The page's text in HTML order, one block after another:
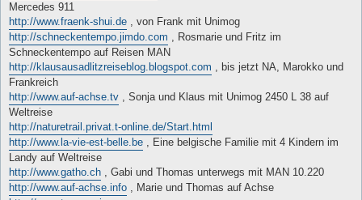
Mercedes 911
http://www.fraenk-shui.de , von Frank mit Unimog
http://schneckentempo.jimdo.com , Rosmarie und Fritz im
Schneckentempo auf Reisen MAN
http://klausausadlitzreiseblog.blogspot.com , bis jetzt NA, Marokko und
Frankreich
http://www.auf-achse.tv , Sonja und Klaus mit Unimog 2450 L 38 auf
Weltreise
http://naturetrail.privat.t-online.de/Start.html
http://www.la-vie-est-belle.be , Eine belgische Familie mit 4 Kindern im
Landy auf Weltreise
http://www.gatho.ch , Gabi und Thomas unterwegs mit MAN 10.220
http://www.auf-achse.info , Marie und Thomas auf Achse